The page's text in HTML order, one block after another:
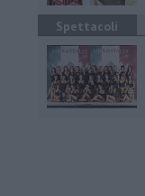
Spettacoli